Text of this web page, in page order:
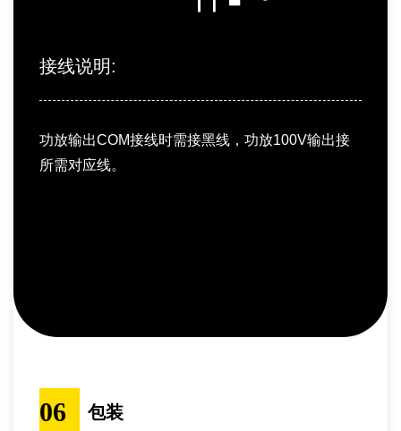
接线说明:
功放输出COM接线时需接黑线，功放100V输出接
所需对应线。
06 包装